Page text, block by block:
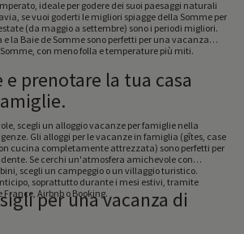
ideale per godere dei suoi paesaggi naturali
se vuoi goderti le migliori spiagge della Somme per
(da maggio a settembre) sono i periodi migliori.
la Baie de Somme sono perfetti per una vacanza
con meno folla e temperature più miti.
e prenotare la tua casa
scegli un alloggio vacanze per famiglie nella
Gli alloggi per le vacanze in famiglia (gîtes, case
cucina completamente attrezzata) sono perfetti per
Se cerchi un'atmosfera amichevole con
scegli un campeggio o un villaggio turistico.
soprattutto durante i mesi estivi, tramite
Airbnb o Booking.
per una vacanza di